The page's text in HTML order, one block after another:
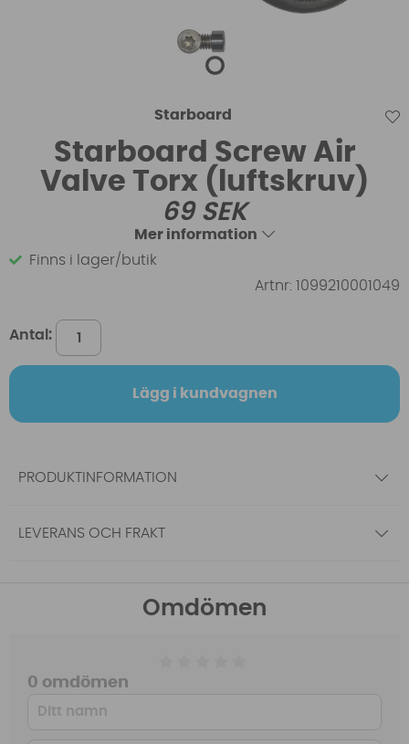
Starboard
Starboard Screw Air
Valve Torx (luftskruv)
69SEK
Mer information
Finns i lager/butik
Artnr: 1099210001049
Antal:
Lägg i kundvagnen
PRODUKTINFORMATION
LEVERANS OCH FRAKT
Omdömen
0 omdömen